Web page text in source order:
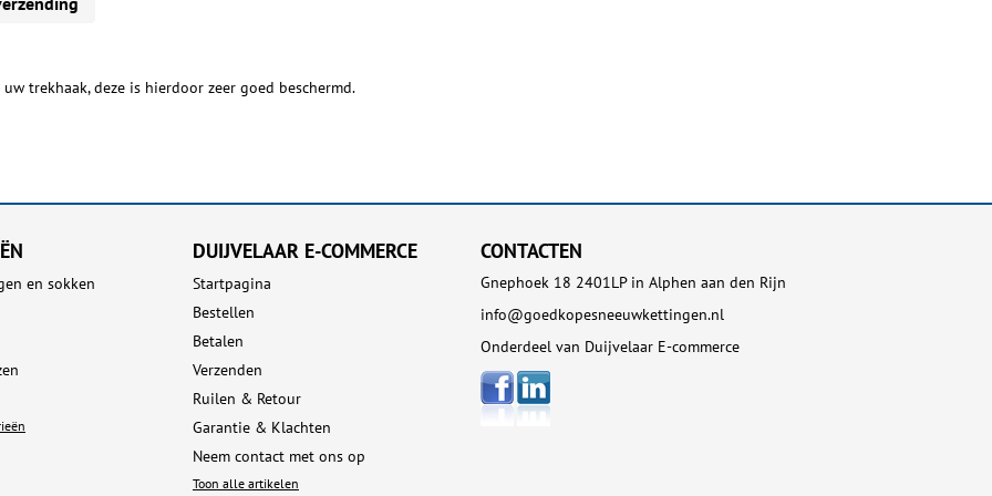
trekhaak, deze is hierdoor zeer goed beschermd.
en sokken
DUIJVELAAR E-COMMERCE
Startpagina
Bestellen
Betalen
Verzenden
Ruilen & Retour
Garantie & Klachten
Neem contact met ons op
Toon alle artikelen
CONTACTEN
Gnephoek 18 2401LP in Alphen aan den Rijn
info@goedkopesneeuwkettingen.nl
Onderdeel van Duijvelaar E-commerce